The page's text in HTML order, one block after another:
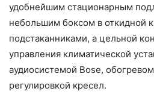
удобнейшим стационарным
небольшим боксом в откидной
подстаканниками, а цельной
управления климатической
аудиосистемой Bose,
регулировкой кресел.